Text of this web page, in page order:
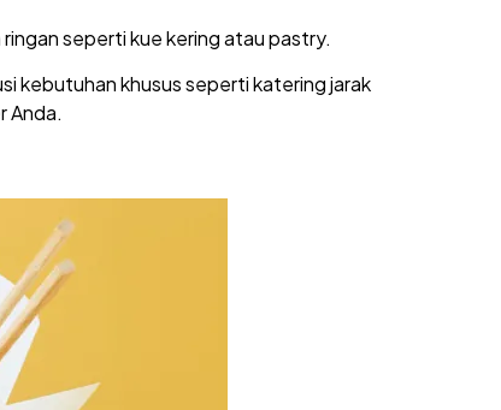
seperti kue kering atau pastry.
kebutuhan khusus seperti katering jarak
Anda.